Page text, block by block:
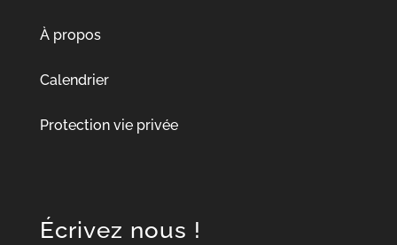
À propos
Calendrier
Protection vie privée
Écrivez nous !